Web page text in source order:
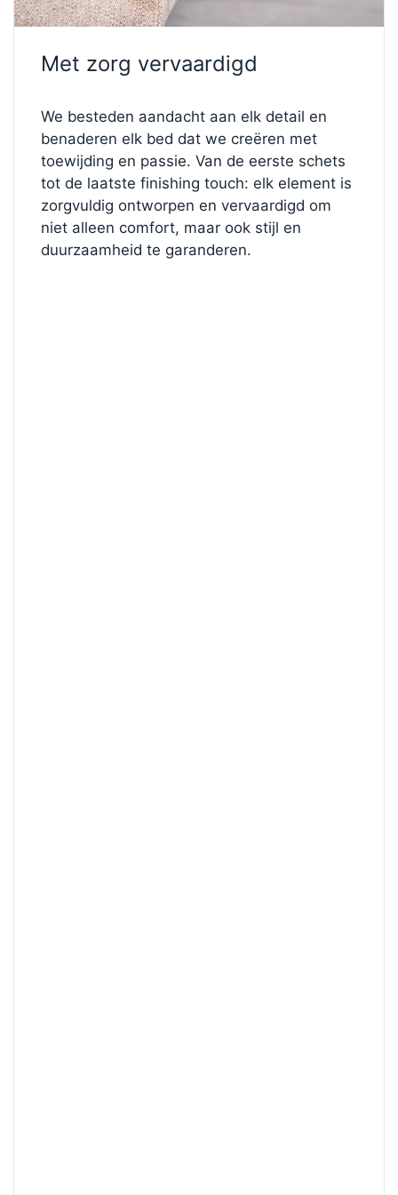
drukverlagend en verkoelend
comfort
gasveerondersteunde opening (toegang aan de
voorzijde)
FL0 naar binnen geplaatste voeten, 10 cm hoog
— stabiel met een zwevende uitstraling
Europese kwaliteit,Oeko-Tex 100
gecertificeerde materialen
Met zorg vervaardigd
We besteden aandacht aan elk detail en
benaderen elk bed dat we creëren met
toewijding en passie. Van de eerste schets
tot de laatste finishing touch: elk element is
zorgvuldig ontworpen en vervaardigd om
niet alleen comfort, maar ook stijl en
duurzaamheid te garanderen.